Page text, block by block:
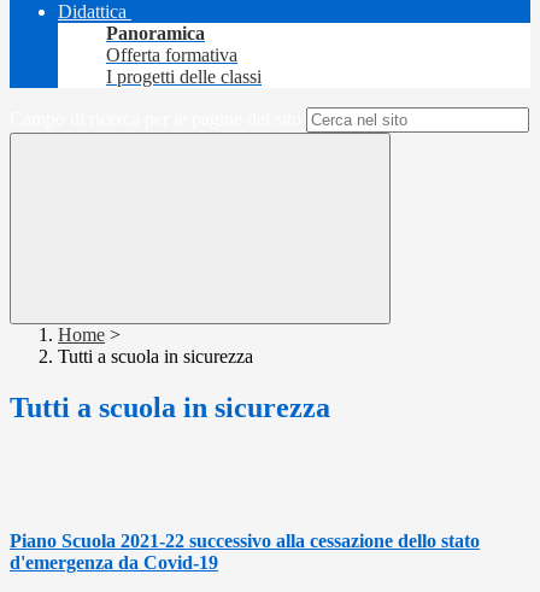
Didattica
Panoramica
Offerta formativa
I progetti delle classi
Home >
Tutti a scuola in sicurezza
Tutti a scuola in sicurezza
Piano Scuola 2021-22 successivo alla cessazione dello stato
d'emergenza da Covid-19